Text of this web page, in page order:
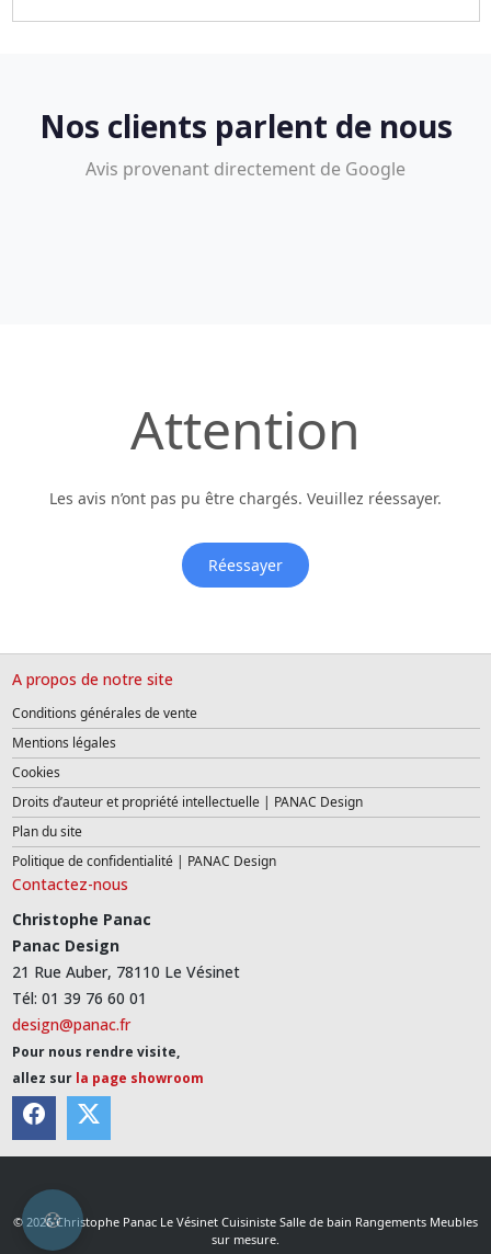
Nos clients parlent de nous
Avis provenant directement de Google
Attention
Les avis n’ont pas pu être chargés. Veuillez réessayer.
Réessayer
A propos de notre site
Conditions générales de vente
Mentions légales
Cookies
Droits d’auteur et propriété intellectuelle | PANAC Design
Plan du site
Politique de confidentialité | PANAC Design
Contactez-nous
Christophe Panac
Panac Design
21 Rue Auber, 78110 Le Vésinet
Tél: 01 39 76 60 01
design@panac.fr
Pour nous rendre visite,
allez sur la page showroom
© 2026 Christophe Panac Le Vésinet Cuisiniste Salle de bain Rangements Meubles
sur mesure.